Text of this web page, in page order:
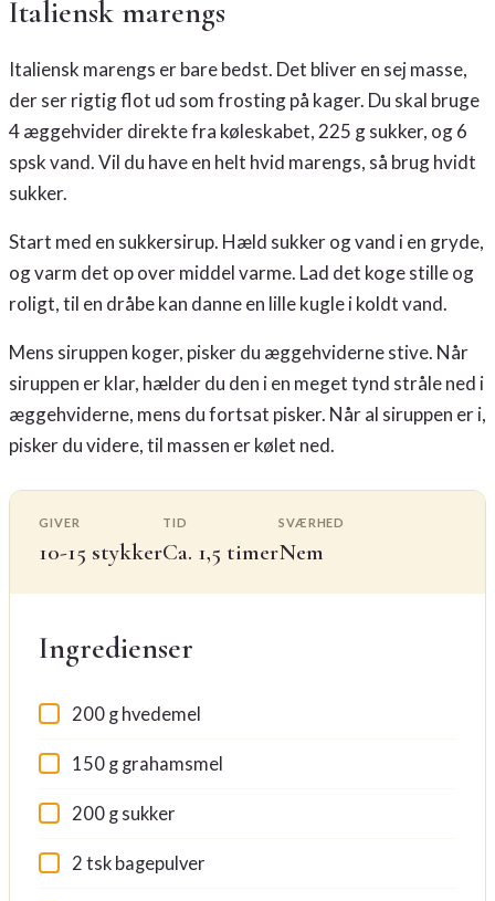
Italiensk marengs
Italiensk marengs er bare bedst. Det bliver en sej masse,
der ser rigtig flot ud som frosting på kager. Du skal bruge
4 æggehvider direkte fra køleskabet, 225 g sukker, og 6
spsk vand. Vil du have en helt hvid marengs, så brug hvidt
sukker.
Start med en sukkersirup. Hæld sukker og vand i en gryde,
og varm det op over middel varme. Lad det koge stille og
roligt, til en dråbe kan danne en lille kugle i koldt vand.
Mens siruppen koger, pisker du æggehviderne stive. Når
siruppen er klar, hælder du den i en meget tynd stråle ned i
æggehviderne, mens du fortsat pisker. Når al siruppen er i,
pisker du videre, til massen er kølet ned.
GIVER
10-15 stykker
TID
Ca. 1,5 timer
SVÆRHED
Nem
Ingredienser
200 g hvedemel
150 g grahamsmel
200 g sukker
2 tsk bagepulver